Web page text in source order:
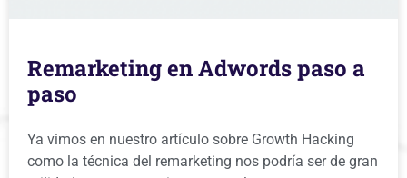
Remarketing en Adwords paso a
paso
Ya vimos en nuestro artículo sobre Growth Hacking
como la técnica del remarketing nos podría ser de gran